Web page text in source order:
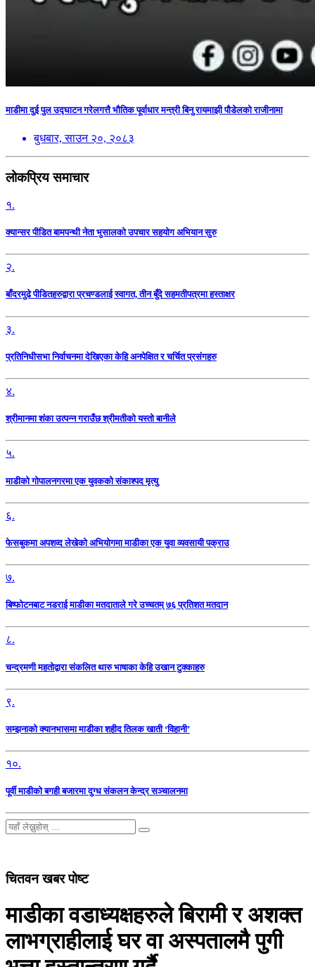
माडीमा दुई पुल उद्घाटन गरेलगत्तै भौतिक पूर्वाधार मन्त्री बिनु रायमाझी पौडेलको राजीनामा
बुधबार, साउन २०, २०८३
लोकप्रिय समाचार
१.
क्यान्सर पीडित बामपन्थी नेता भुसालकाे उपचार सहयोग अभियान सुरु
२.
बाँदरमुढे पीडितहरुद्वारा प्रचण्डलाई स्वागत, तीन बुँदे सहमतीपत्रमा हस्ताक्षर
३.
प्रतिनिधीसभा निर्वाचनमा देखिएका केहि अनपेक्षित र चर्चित प्रसंगहरु
४.
श्रीमानमा शंका उत्पन्न गराउँछ श्रीमतीको यस्तो बानीले
५.
माडीको गोपालनगरमा एक युवकको संकाश्पद मृत्यु
६.
फेसबुकमा अपशव्द लेखेको अभियोगमा माडीका एक युवा व्यवसायी पक्राउ
७.
बिष्फोटनबाट नडराई माडीका मतदाताले गरे उच्चतम् ७६ प्रतिशत मतदान
८.
चन्द्रमणी महतोद्वारा संकलित थारु भाषाका केहि उखान टुक्काहरु
९.
सम्झनाको क्यानभासमा माडीका शहीद तिलक खाती ‘विहानी’
१०.
पूर्वी माडीको बगही बजारमा दुग्ध संकलन केन्द्र सञ्चालनमा
चितवन खबर पोष्ट
माडीका वडाध्यक्षहरुले बिरामी र अशक्त
लाभग्राहीलाई घर वा अस्पतालमै पुगी